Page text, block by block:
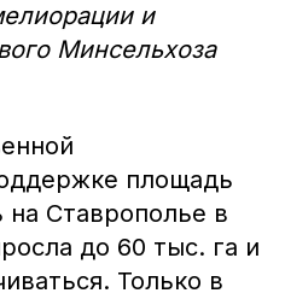
и
Минсельхоза
площадь
Ставрополье в
до 60 тыс. га и
Только в